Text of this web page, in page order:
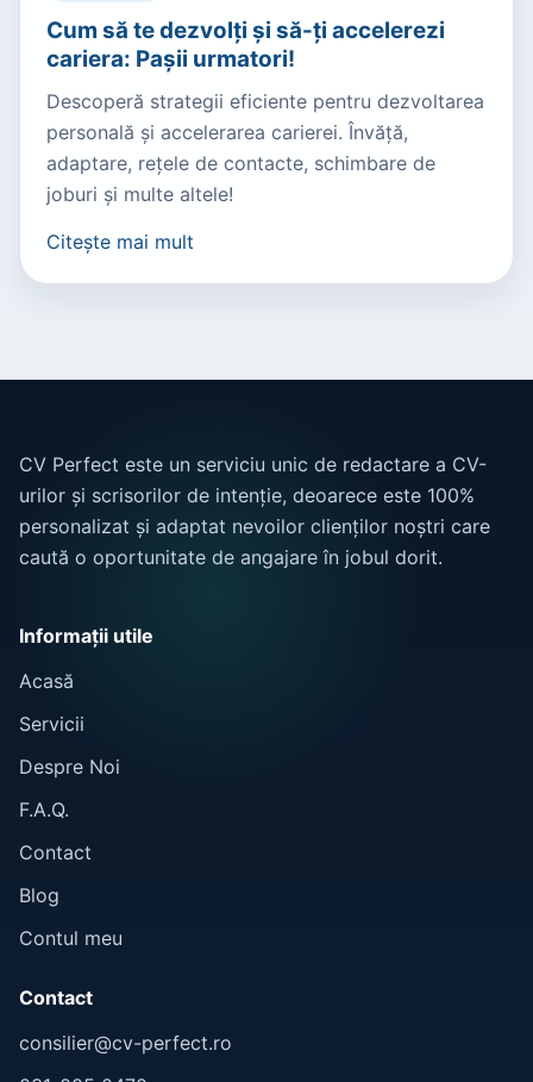
Cum să te dezvolți și să-ți accelerezi
cariera: Pașii urmatori!
Descoperă strategii eficiente pentru dezvoltarea
personală și accelerarea carierei. Învăță,
adaptare, rețele de contacte, schimbare de
joburi și multe altele!
Citește mai mult
CV Perfect este un serviciu unic de redactare a CV-
urilor și scrisorilor de intenție, deoarece este 100%
personalizat și adaptat nevoilor clienților noștri care
caută o oportunitate de angajare în jobul dorit.
Informații utile
Acasă
Servicii
Despre Noi
F.A.Q.
Contact
Blog
Contul meu
Contact
consilier@cv-perfect.ro